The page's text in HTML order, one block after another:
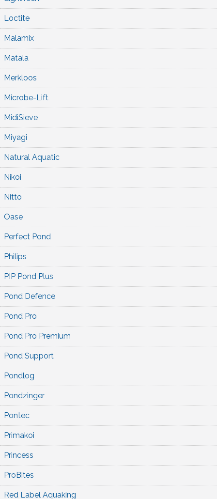
Loctite
Malamix
Matala
Merkloos
Microbe-Lift
MidiSieve
Miyagi
Natural Aquatic
Nikoi
Nitto
Oase
Perfect Pond
Philips
PIP Pond Plus
Pond Defence
Pond Pro
Pond Pro Premium
Pond Support
Pondlog
Pondzinger
Pontec
Primakoi
Princess
ProBites
Red Label Aquaking